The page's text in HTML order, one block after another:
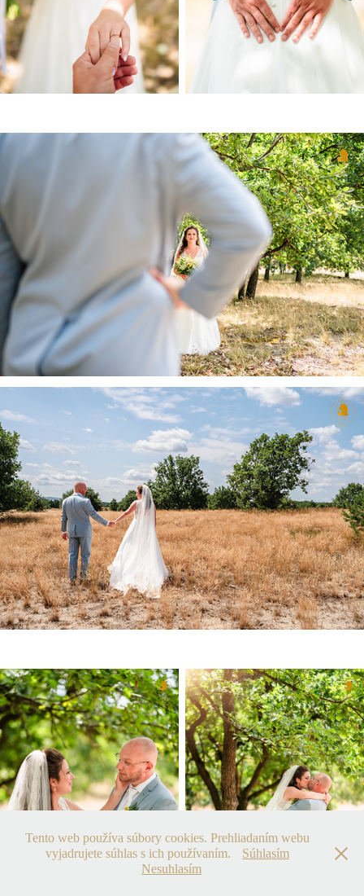
Tento web používa súbory cookies. Prehliadaním webu
vyjadrujete súhlas s ich používaním.
Súhlasím
Nesuhlasím